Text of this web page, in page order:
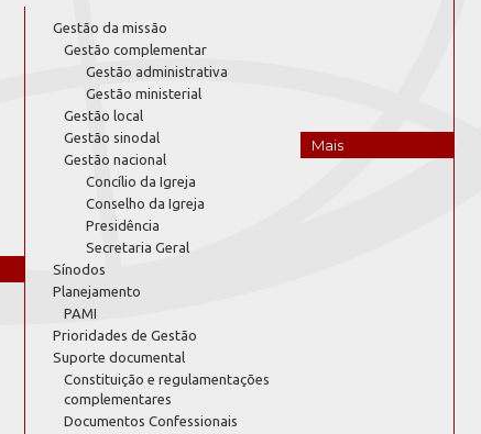
Gestão da missão
Gestão complementar
Gestão administrativa
Gestão ministerial
Gestão local
Gestão sinodal
Gestão nacional
Concílio da Igreja
Conselho da Igreja
Presidência
Secretaria Geral
Sínodos
Planejamento
PAMI
Prioridades de Gestão
Suporte documental
Constituição e regulamentações
complementares
Documentos Confessionais
Mais